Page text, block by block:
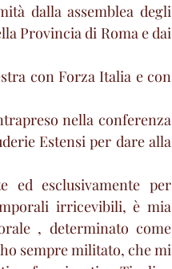
dalla assemblea degli
Provincia di Roma e dai
con Forza Italia e con
nella conferenza
Estensi per dare alla
ed esclusivamente per
irricevibili, è mia
, determinato come
sempre militato, che mi